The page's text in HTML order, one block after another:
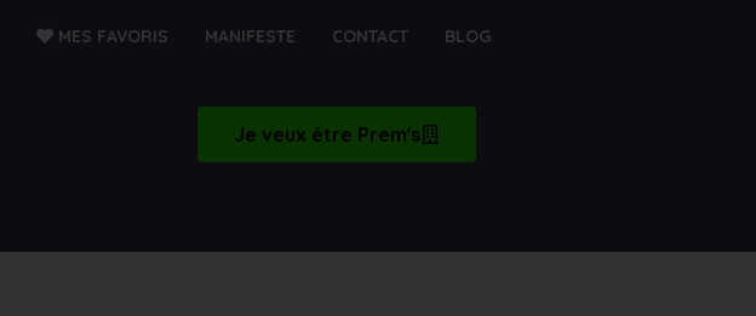
MES FAVORIS MANIFESTE CONTACT BLOG
Je veux être Prem's